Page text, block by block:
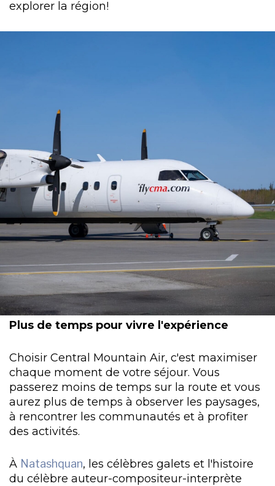
explorer la région!
Plus de temps pour vivre l'expérience
Choisir Central Mountain Air, c'est maximiser
chaque moment de votre séjour. Vous
passerez moins de temps sur la route et vous
aurez plus de temps à observer les paysages,
à rencontrer les communautés et à profiter
des activités.
À Natashquan, les célèbres galets et l'histoire
du célèbre auteur-compositeur-interprète